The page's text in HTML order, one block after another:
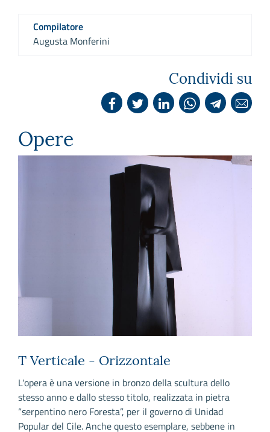
Compilatore
Augusta Monferini
Condividi su
Opere
T Verticale - Orizzontale
L'opera è una versione in bronzo della scultura dello
stesso anno e dallo stesso titolo, realizzata in pietra
“serpentino nero Foresta”, per il governo di Unidad
Popular del Cile. Anche questo esemplare, sebbene in